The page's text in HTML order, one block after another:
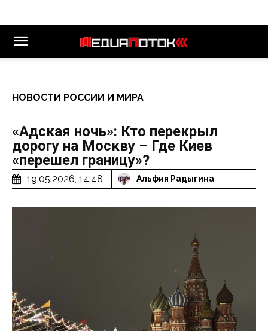
НОВОСТИ РОССИИ И МИРА
«Адская ночь»: Кто перекрыл
дорогу на Москву – Где Киев
«перешел границу»?
19.05.2026, 14:48 Альфия Радыгина